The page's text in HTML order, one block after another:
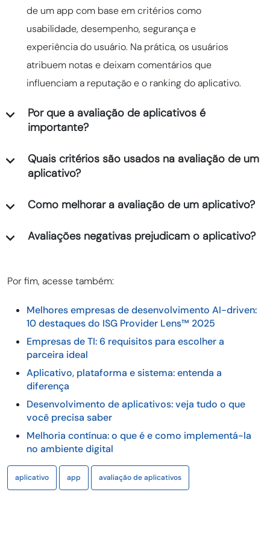
de um app com base em critérios como
usabilidade, desempenho, segurança e
experiência do usuário. Na prática, os usuários
atribuem notas e deixam comentários que
influenciam a reputação e o ranking do aplicativo.
Por que a avaliação de aplicativos é
importante?
Quais critérios são usados na avaliação de um
aplicativo?
Como melhorar a avaliação de um aplicativo?
Avaliações negativas prejudicam o aplicativo?
Por fim, acesse também:
Melhores empresas de desenvolvimento AI-driven:
10 destaques do ISG Provider Lens™ 2025
Empresas de TI: 6 requisitos para escolher a
parceira ideal
Aplicativo, plataforma e sistema: entenda a
diferença
Desenvolvimento de aplicativos: veja tudo o que
você precisa saber
Melhoria contínua: o que é e como implementá-la
no ambiente digital
aplicativo app avaliação de aplicativos